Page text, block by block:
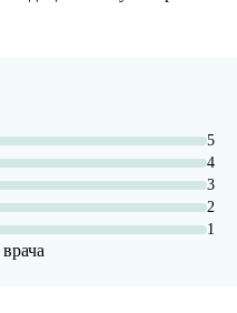
5
4
3
2
1